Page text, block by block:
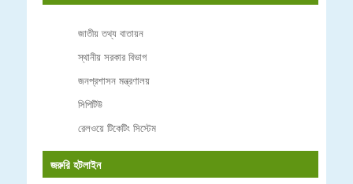
জাতীয় তথ্য বাতায়ন
স্থানীয় সরকার বিভাগ
জনপ্রশাসন মন্ত্রণালয়
সিপিটিউ
রেলওয়ে টিকেটিং সিস্টেম
জরুরি হটলাইন